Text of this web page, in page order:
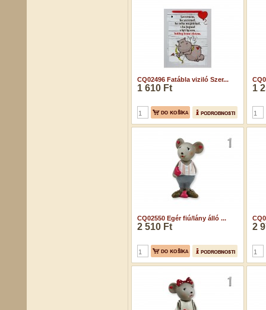
CQ02496 Fatábla viziló Szer...
1 610 Ft 1
CQ02550 Egér fiú/lány álló ...
2 510 Ft 2